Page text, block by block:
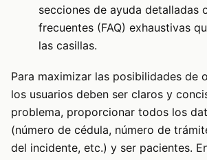
secciones de ayuda detalladas
frecuentes (FAQ) exhaustivas
las casillas.
Para maximizar las posibilidades de
los usuarios deben ser claros y
problema, proporcionar todos los
(número de cédula, número de
del incidente, etc.) y ser pacientes.